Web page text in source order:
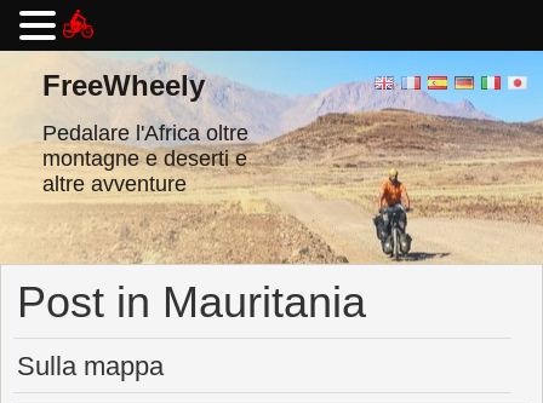
contenutoFreeWheely
Pedalare l'Africa oltre
montagne e deserti e
altre avventure
Post in Mauritania
Sulla mappa